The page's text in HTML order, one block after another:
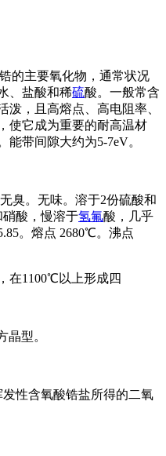
的主要氧化物，通常状况
、盐酸和稀硫酸。一般常含
泼，且高熔点、高电阻率、
使它成为重要的耐高温材
带间隙大约为5-7eV。
臭。无味。溶于2份硫酸和
酸，慢溶于氢氟酸，几乎
。熔点 2680℃。沸点
在1100℃以上形成四
型。
性含氧酸锆盐所得的二氧